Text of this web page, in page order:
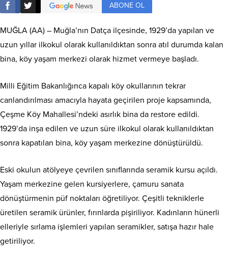
ABONE OL
MUĞLA (AA) – Muğla’nın Datça ilçesinde, 1929’da yapılan ve
uzun yıllar ilkokul olarak kullanıldıktan sonra atıl durumda kalan
bina, köy yaşam merkezi olarak hizmet vermeye başladı.
Milli Eğitim Bakanlığınca kapalı köy okullarının tekrar
canlandırılması amacıyla hayata geçirilen proje kapsamında,
Çeşme Köy Mahallesi’ndeki asırlık bina da restore edildi.
1929’da inşa edilen ve uzun süre ilkokul olarak kullanıldıktan
sonra kapatılan bina, köy yaşam merkezine dönüştürüldü.
Eski okulun atölyeye çevrilen sınıflarında seramik kursu açıldı.
Yaşam merkezine gelen kursiyerlere, çamuru sanata
dönüştürmenin püf noktaları öğretiliyor. Çeşitli tekniklerle
üretilen seramik ürünler, fırınlarda pişiriliyor. Kadınların hünerli
elleriyle sırlama işlemleri yapılan seramikler, satışa hazır hale
getiriliyor.